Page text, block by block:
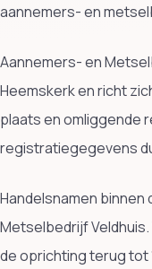
aannemers- en
Aannemers- en
Heemskerk en richt
plaats en omliggende
registratiegegevens
Handelsnamen
Metselbedrijf
de oprichting terug tot